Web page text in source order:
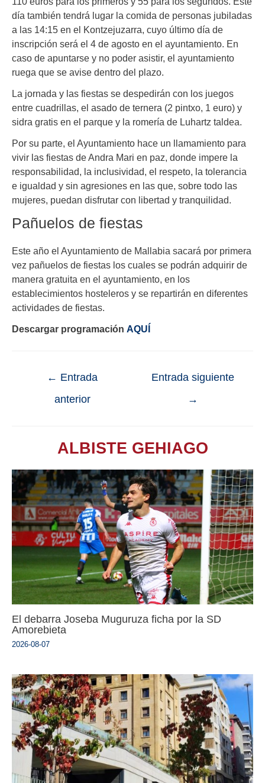
día también tendrá lugar la comida de personas jubiladas
a las 14:15 en el Kontzejuzarra, cuyo último día de
inscripción será el 4 de agosto en el ayuntamiento. En
caso de apuntarse y no poder asistir, el ayuntamiento
ruega que se avise dentro del plazo.
La jornada y las fiestas se despedirán con los juegos
entre cuadrillas, el asado de ternera (2 pintxo, 1 euro) y
sidra gratis en el parque y la romería de Luhartz taldea.
Por su parte, el Ayuntamiento hace un llamamiento para
vivir las fiestas de Andra Mari en paz, donde impere la
responsabilidad, la inclusividad, el respeto, la tolerancia
e igualdad y sin agresiones en las que, sobre todo las
mujeres, puedan disfrutar con libertad y tranquilidad.
Pañuelos de fiestas
Este año el Ayuntamiento de Mallabia sacará por primera
vez pañuelos de fiestas los cuales se podrán adquirir de
manera gratuita en el ayuntamiento, en los
establecimientos hosteleros y se repartirán en diferentes
actividades de fiestas.
Descargar programación AQUÍ
← Entrada
anterior
Entrada siguiente
→
ALBISTE GEHIAGO
El debarra Joseba Muguruza ficha por la SD
Amorebieta
2026-08-07